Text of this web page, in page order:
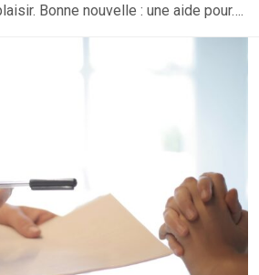
Bonne nouvelle : une aide pour….